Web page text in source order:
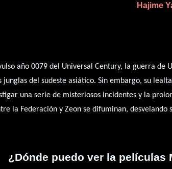
Hajime
año 0079 del Universal Century, la guerra de
junglas del sudeste asiático. Sin embargo, su
una serie de misteriosos incidentes y la
la Federación y Zeon se difuminan,
¿Dónde puedo ver la películas